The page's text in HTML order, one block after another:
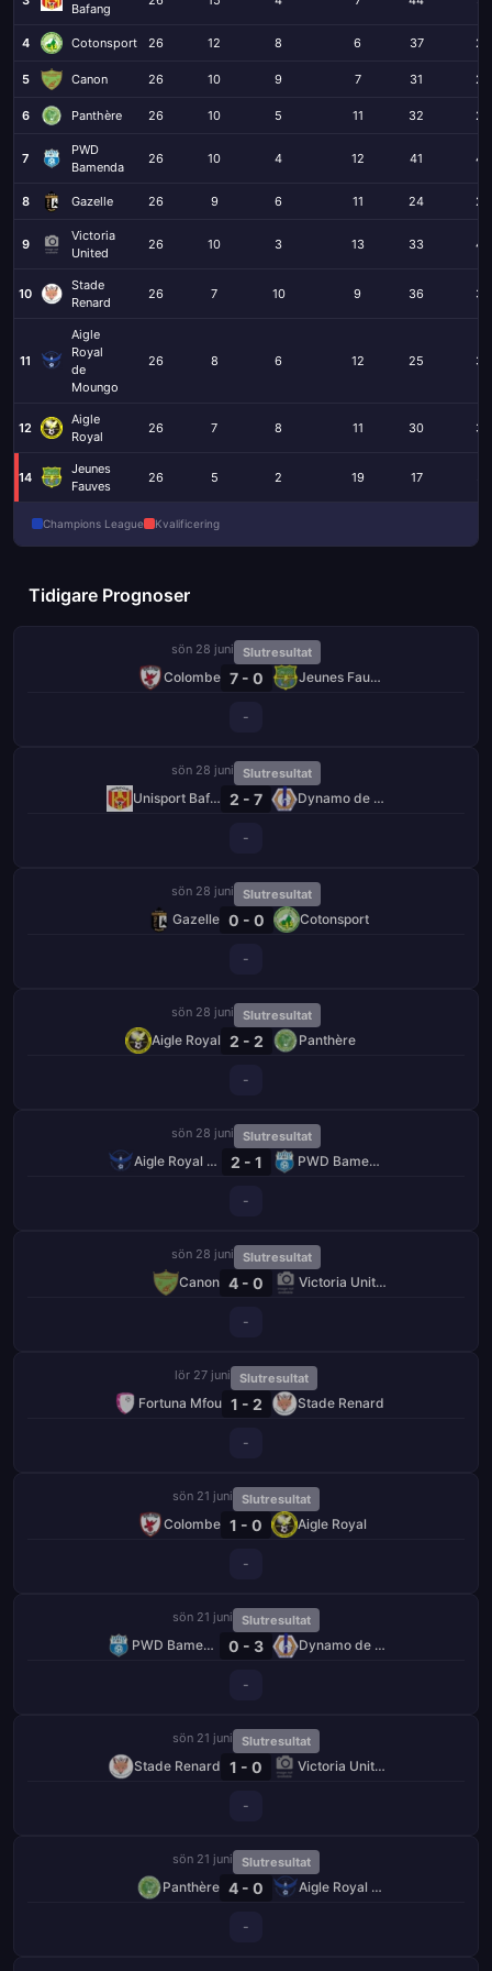
Bafang
4 Cotonsport 26 12 8 6 37 23
5 Canon 26 10 9 7 31 20
6 Panthère 26 10 5 11 32 26
7
PWD
Bamenda
26 10 4 12 41 42
8 Gazelle 26 9 6 11 24 29
9
Victoria
United
26 10 3 13 33 42
10
Stade
Renard
26 7 10 9 36 38
11
Aigle
Royal
de
Moungo
26 8 6 12 25 38
12
Aigle
Royal
26 7 8 11 30 33
14
Jeunes
Fauves
26 5 2 19 17
Champions League Kvalificering
Tidigare Prognoser
sön 28 juni Slutresultat
Colombe 7 - 0 Jeunes Fauves
-
sön 28 juni Slutresultat
Unisport Bafang 2 - 7 Dynamo de Douala
-
sön 28 juni Slutresultat
Gazelle 0 - 0 Cotonsport
-
sön 28 juni Slutresultat
Aigle Royal 2 - 2 Panthère
-
sön 28 juni Slutresultat
Aigle Royal de Moungo 2 - 1 PWD Bamenda
-
sön 28 juni Slutresultat
Canon 4 - 0 Victoria United
-
lör 27 juni Slutresultat
Fortuna Mfou 1 - 2 Stade Renard
-
sön 21 juni Slutresultat
Colombe 1 - 0 Aigle Royal
-
sön 21 juni Slutresultat
PWD Bamenda 0 - 3 Dynamo de Douala
-
sön 21 juni Slutresultat
Stade Renard 1 - 0 Victoria United
-
sön 21 juni Slutresultat
Panthère 4 - 0 Aigle Royal de Moungo
-